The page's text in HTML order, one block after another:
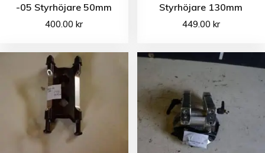
-05 Styrhöjare 50mm
400.00kr
Styrhöjare 130mm
449.00 kr